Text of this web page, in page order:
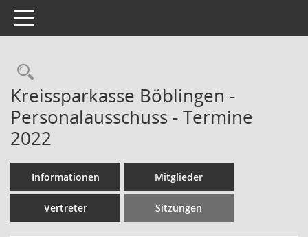
Toggle navigation
Rechercheauswahl
Kreissparkasse Böblingen -
Personalausschuss - Termine
2022
Informationen Mitglieder
Vertreter Sitzungen